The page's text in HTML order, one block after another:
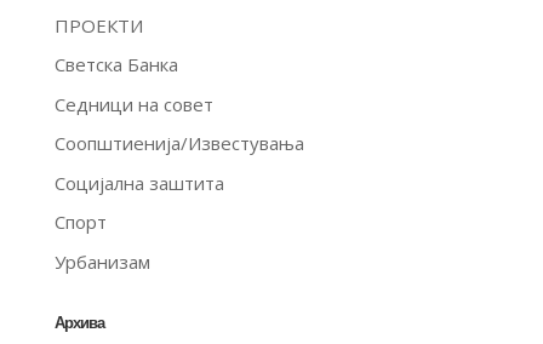
ПРОЕКТИ
Светска Банка
Седници на совет
Соопштиенија/Известувања
Социјална заштита
Спорт
Урбанизам
Архива